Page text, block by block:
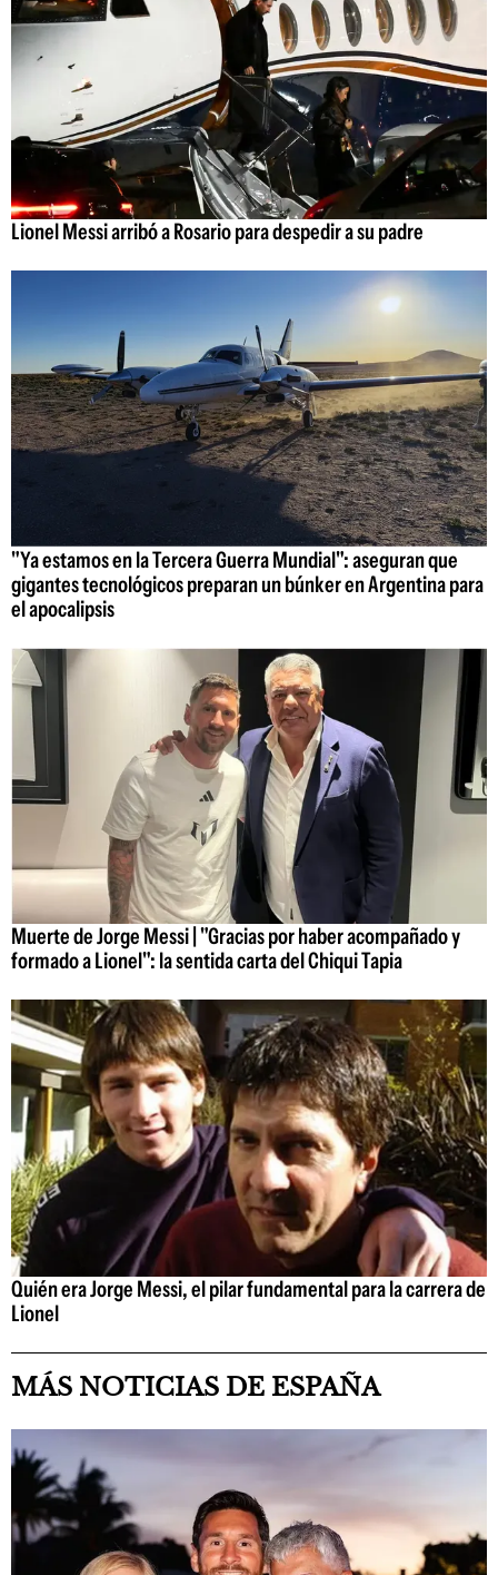
Lionel Messi arribó a Rosario para despedir a su padre
"Ya estamos en la Tercera Guerra Mundial": aseguran que
gigantes tecnológicos preparan un búnker en Argentina para
el apocalipsis
Muerte de Jorge Messi | "Gracias por haber acompañado y
formado a Lionel": la sentida carta del Chiqui Tapia
Quién era Jorge Messi, el pilar fundamental para la carrera de
Lionel
MÁS NOTICIAS DE ESPAÑA